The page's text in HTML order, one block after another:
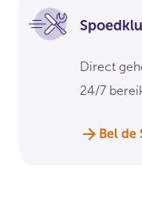
Direct
24/7
Bel de